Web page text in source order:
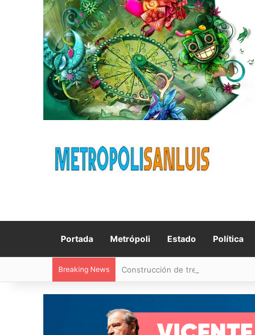
Portada Metrópoli Estado Política
Breaking News Construcción de tres nuevas aulas